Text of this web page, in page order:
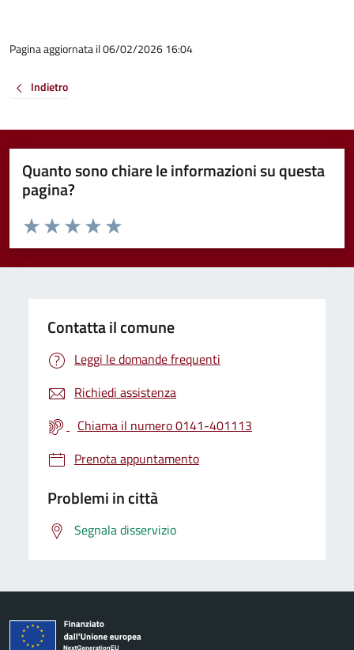
Pagina aggiornata il 06/02/2026 16:04
Indietro
Quanto sono chiare le informazioni su questa
pagina?
Valuta da 1 a 5 stelle la pagina
Valuta 5 stelle su 5
Valuta 4 stelle su 5
Valuta 3 stelle su 5
Valuta 2 stelle su 5
Valuta 1 stelle su 5
Contatta il comune
Leggi le domande frequenti
Richiedi assistenza
Chiama il numero 0141-401113
Prenota appuntamento
Problemi in città
Segnala disservizio